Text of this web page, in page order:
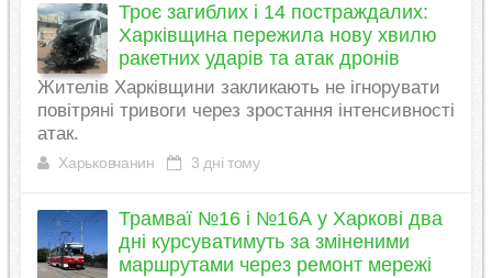
Троє загиблих і 14 постраждалих:
Харківщина пережила нову хвилю
ракетних ударів та атак дронів
Жителів Харківщини закликають не ігнорувати
повітряні тривоги через зростання інтенсивності
атак.
Харьковчанин 3 дні тому
Трамваї №16 і №16А у Харкові два
дні курсуватимуть за зміненими
маршрутами через ремонт мережі